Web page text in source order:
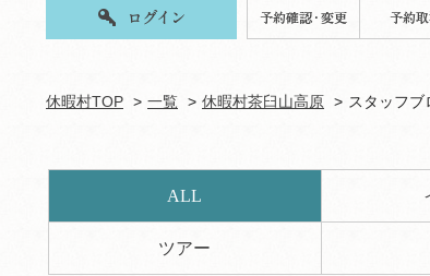
休暇村TOP 一覧 休暇村茶臼山高原 スタッフブ
ALL
ツアー